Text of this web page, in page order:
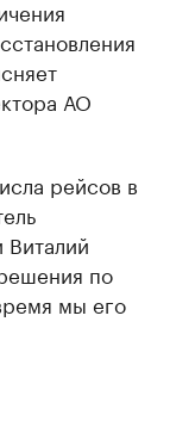
АО
рейсов в
Виталий
по
мы его